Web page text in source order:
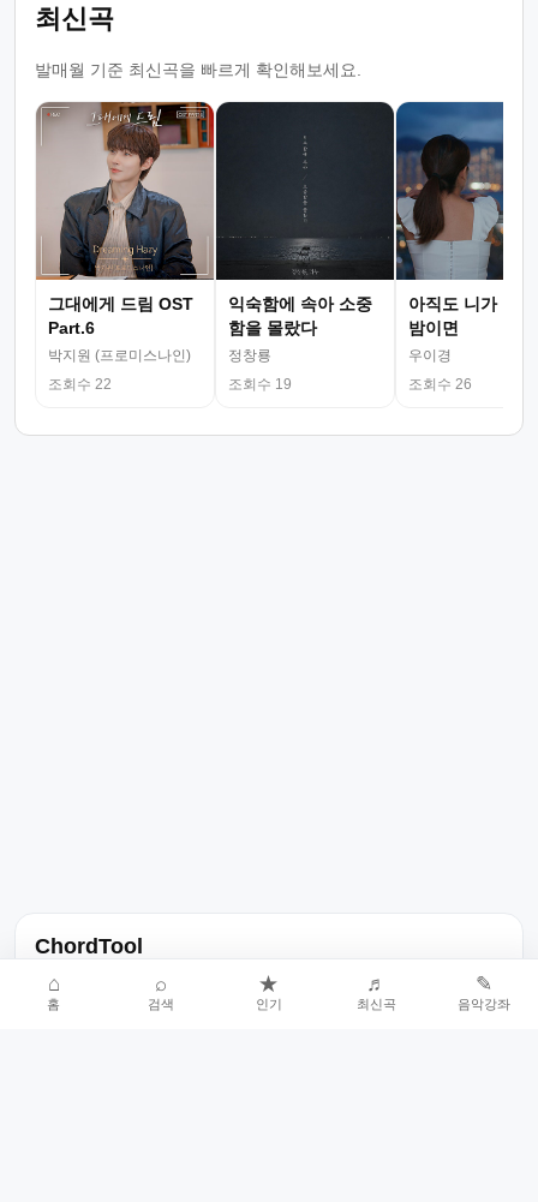
최신곡
발매월 기준 최신곡을 빠르게 확인해보세요.
그대에게 드림 OST
Part.6
박지원 (프로미스나인)
조회수 22
익숙함에 속아 소중
함을 몰랐다
정창룡
조회수 19
아직도 니가 그
밤이면
우이경
조회수 26
ChordTool
노래 가사, 곡 정보, 코드, 악보를 한곳에서 찾을 수 있는 음악 정보
서비스입니다.
⌂
홈
⌕
검색
★
인기
♬
최신곡
✎
음악강좌